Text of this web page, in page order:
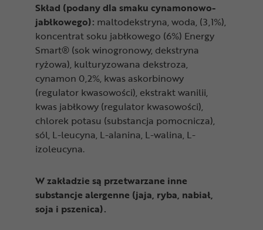
Skład (podany dla smaku cynamonowo-
jabłkowego): maltodekstryna, woda, (3,1%),
koncentrat soku jabłkowego (6%) Energy
Smart® (sok winogronowy, dekstryna
ryżowa), kulturyzowana dekstroza,
cynamon 0,2%, kwas askorbinowy
(regulator kwasowości), ekstrakt wanilii,
kwas jabłkowy (regulator kwasowości),
chlorek potasu (substancja pomocnicza),
sól, L-leucyna, L-alanina, L-walina, L-
izoleucyna.
W zakładzie są przetwarzane inne
substancje alergenne (jaja, ryba, nabiał,
soja i pszenica).